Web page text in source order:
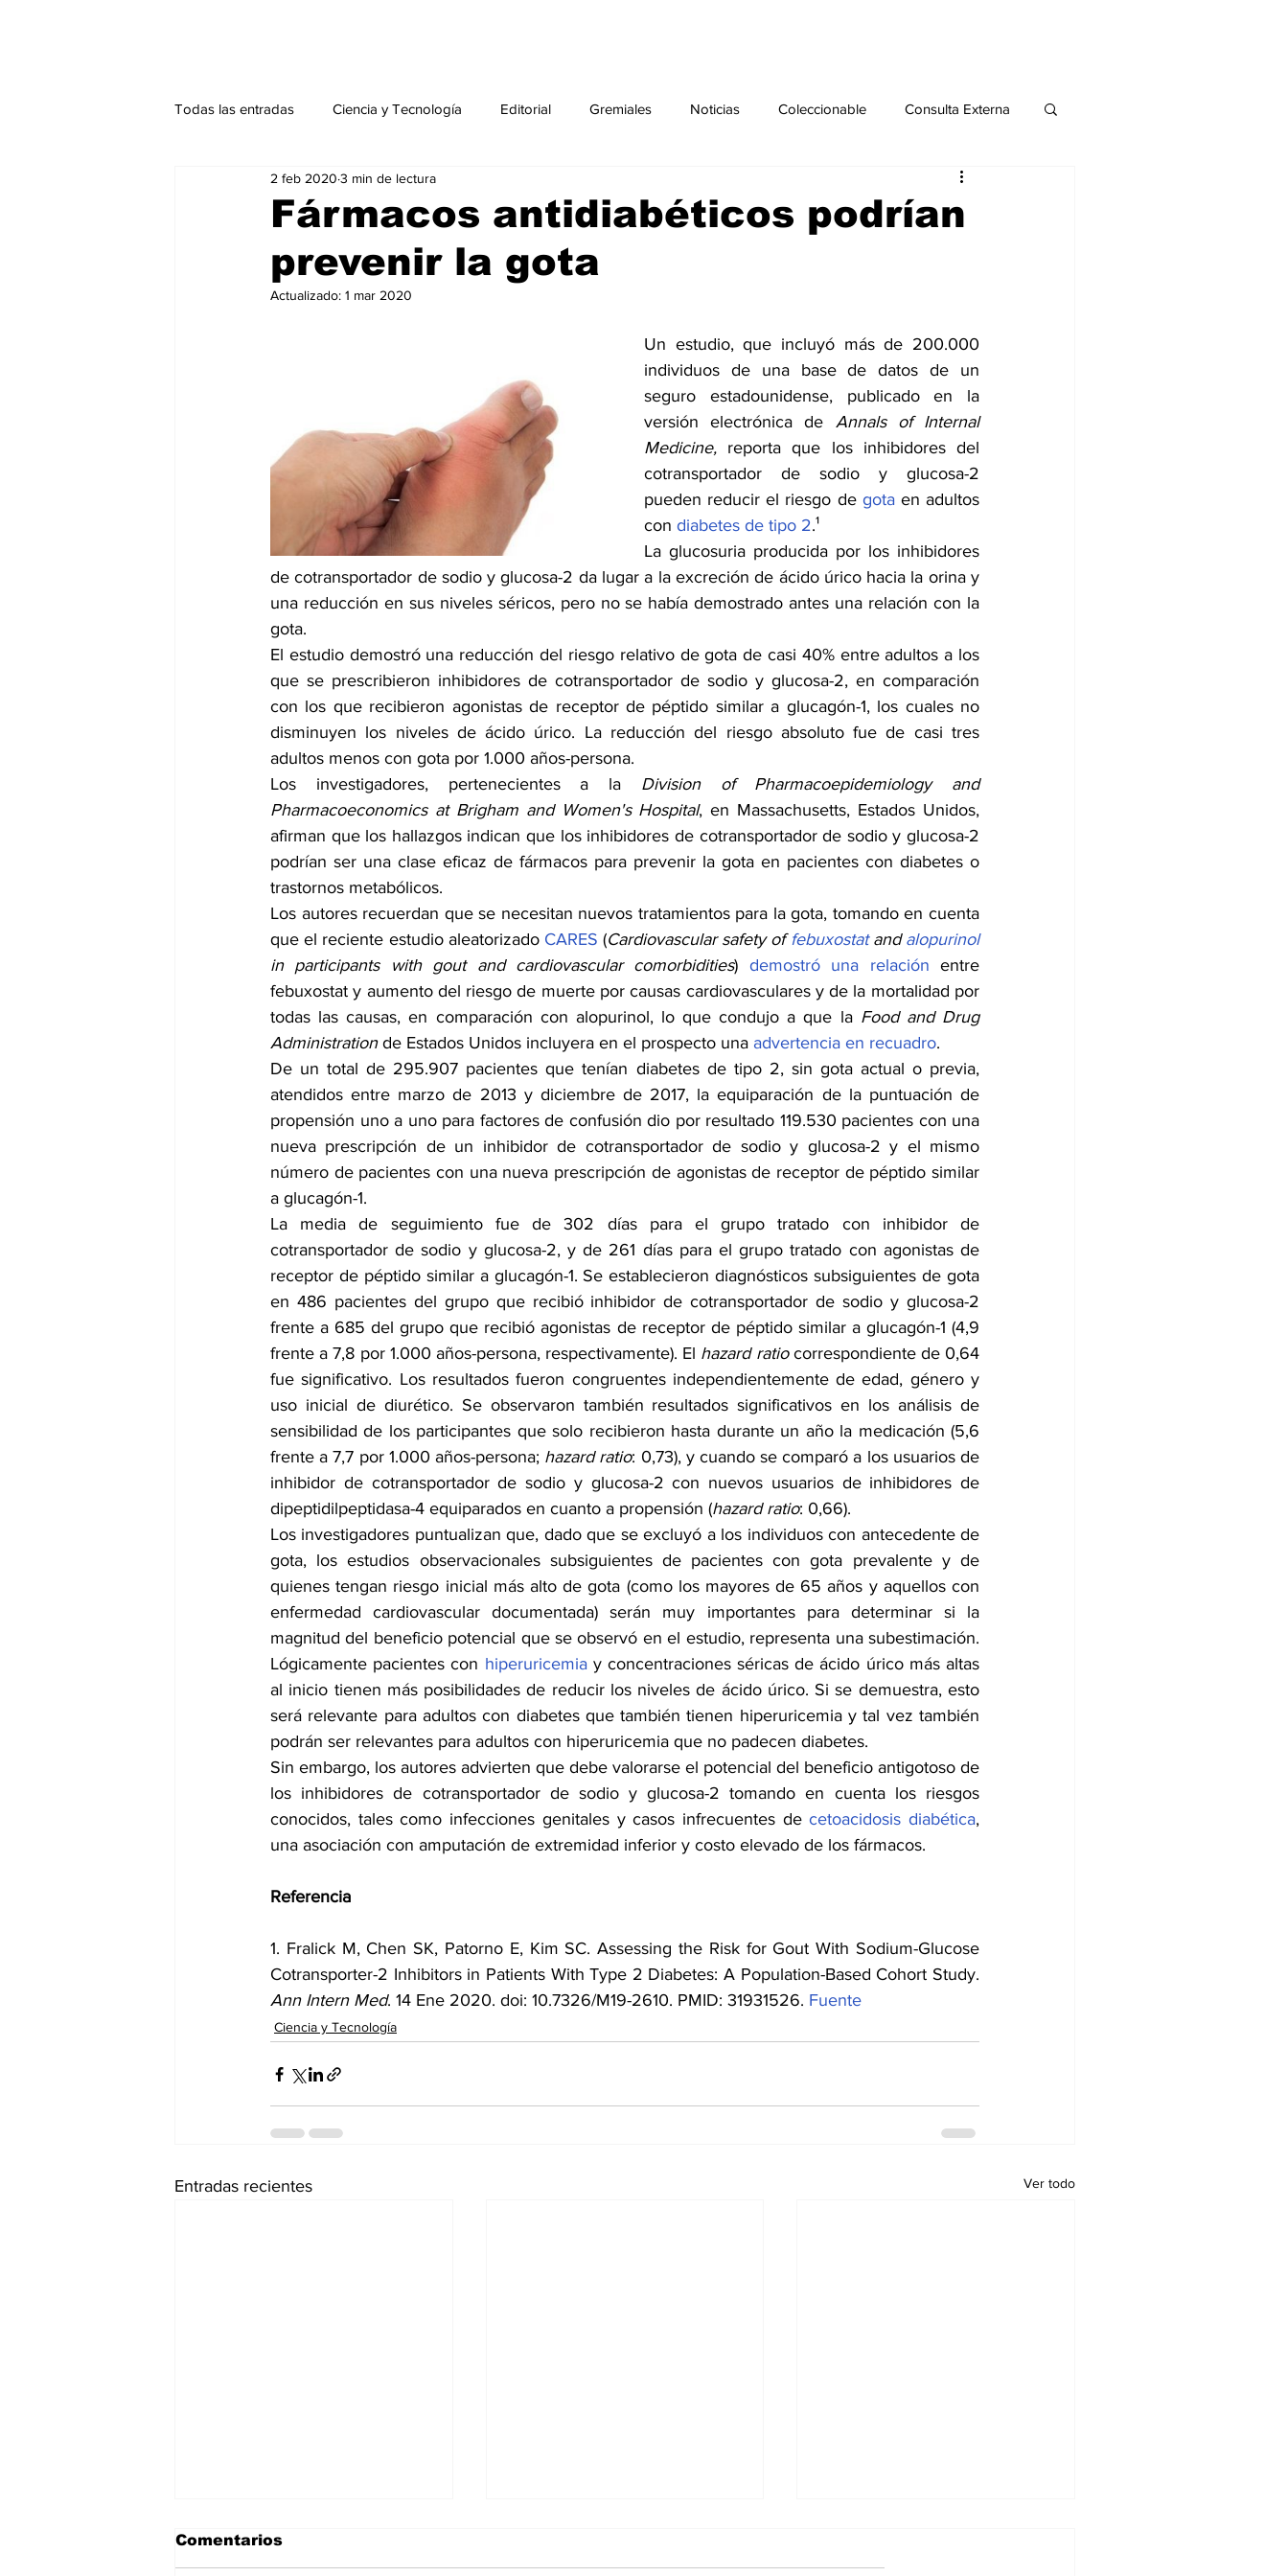
Todas las entradas Ciencia y Tecnología Editorial Gremiales Noticias Coleccionable Consulta Externa
Actualidad Salud Mental Publicaciones
Endocrinología Actualidad especial Ciencia y Tecnología especial
Gremiales especial Noticias especial Salud Mental especial
Perfiles especial Publicaciones especial dia mundial de la diabetes
dia mundial de la hipertension
Fármacos antidiabéticos podrían
prevenir la gota
2 feb 2020 3 min de lectura
Actualizado: 1 mar 2020
Un estudio, que incluyó más de 200.000
individuos de una base de datos de un
seguro estadounidense, publicado en la
versión electrónica de Annals of Internal
Medicine, reporta que los inhibidores del
cotransportador de sodio y glucosa-2
pueden reducir el riesgo de gota en adultos
con diabetes de tipo 2.¹
La glucosuria producida por los inhibidores
de cotransportador de sodio y glucosa-2 da lugar a la excreción de ácido úrico hacia la orina y
una reducción en sus niveles séricos, pero no se había demostrado antes una relación con la
gota.
El estudio demostró una reducción del riesgo relativo de gota de casi 40% entre adultos a los
que se prescribieron inhibidores de cotransportador de sodio y glucosa-2, en comparación
con los que recibieron agonistas de receptor de péptido similar a glucagón-1, los cuales no
disminuyen los niveles de ácido úrico. La reducción del riesgo absoluto fue de casi tres
adultos menos con gota por 1.000 años-persona.
Los investigadores, pertenecientes a la Division of Pharmacoepidemiology and
Pharmacoeconomics at Brigham and Women's Hospital, en Massachusetts, Estados Unidos,
afirman que los hallazgos indican que los inhibidores de cotransportador de sodio y glucosa-2
podrían ser una clase eficaz de fármacos para prevenir la gota en pacientes con diabetes o
trastornos metabólicos.
Los autores recuerdan que se necesitan nuevos tratamientos para la gota, tomando en cuenta
que el reciente estudio aleatorizado CARES (Cardiovascular safety of febuxostat and alopurinol
in participants with gout and cardiovascular comorbidities) demostró una relación entre
febuxostat y aumento del riesgo de muerte por causas cardiovasculares y de la mortalidad por
todas las causas, en comparación con alopurinol, lo que condujo a que la Food and Drug
Administration de Estados Unidos incluyera en el prospecto una advertencia en recuadro.
De un total de 295.907 pacientes que tenían diabetes de tipo 2, sin gota actual o previa,
atendidos entre marzo de 2013 y diciembre de 2017, la equiparación de la puntuación de
propensión uno a uno para factores de confusión dio por resultado 119.530 pacientes con una
nueva prescripción de un inhibidor de cotransportador de sodio y glucosa-2 y el mismo
número de pacientes con una nueva prescripción de agonistas de receptor de péptido similar
a glucagón-1.
La media de seguimiento fue de 302 días para el grupo tratado con inhibidor de
cotransportador de sodio y glucosa-2, y de 261 días para el grupo tratado con agonistas de
receptor de péptido similar a glucagón-1. Se establecieron diagnósticos subsiguientes de gota
en 486 pacientes del grupo que recibió inhibidor de cotransportador de sodio y glucosa-2
frente a 685 del grupo que recibió agonistas de receptor de péptido similar a glucagón-1 (4,9
frente a 7,8 por 1.000 años-persona, respectivamente). El hazard ratio correspondiente de 0,64
fue significativo. Los resultados fueron congruentes independientemente de edad, género y
uso inicial de diurético. Se observaron también resultados significativos en los análisis de
sensibilidad de los participantes que solo recibieron hasta durante un año la medicación (5,6
frente a 7,7 por 1.000 años-persona; hazard ratio: 0,73), y cuando se comparó a los usuarios de
inhibidor de cotransportador de sodio y glucosa-2 con nuevos usuarios de inhibidores de
dipeptidilpeptidasa-4 equiparados en cuanto a propensión (hazard ratio: 0,66).
Los investigadores puntualizan que, dado que se excluyó a los individuos con antecedente de
gota, los estudios observacionales subsiguientes de pacientes con gota prevalente y de
quienes tengan riesgo inicial más alto de gota (como los mayores de 65 años y aquellos con
enfermedad cardiovascular documentada) serán muy importantes para determinar si la
magnitud del beneficio potencial que se observó en el estudio, representa una subestimación.
Lógicamente pacientes con hiperuricemia y concentraciones séricas de ácido úrico más altas
al inicio tienen más posibilidades de reducir los niveles de ácido úrico. Si se demuestra, esto
será relevante para adultos con diabetes que también tienen hiperuricemia y tal vez también
podrán ser relevantes para adultos con hiperuricemia que no padecen diabetes.
Sin embargo, los autores advierten que debe valorarse el potencial del beneficio antigotoso de
los inhibidores de cotransportador de sodio y glucosa-2 tomando en cuenta los riesgos
conocidos, tales como infecciones genitales y casos infrecuentes de cetoacidosis diabética,
una asociación con amputación de extremidad inferior y costo elevado de los fármacos.
Referencia
1. Fralick M, Chen SK, Patorno E, Kim SC. Assessing the Risk for Gout With Sodium-Glucose
Ann Intern Med. 14 Ene 2020. doi: 10.7326/M19-2610. PMID: 31931526. Fuente
Ciencia y Tecnología
Entradas recientes Ver todo
Comentarios